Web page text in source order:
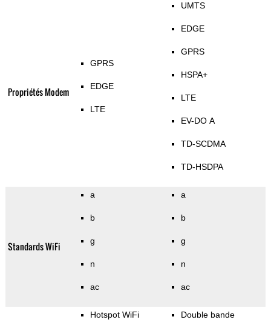
Propriétés Modem
GPRS
EDGE
LTE
UMTS
EDGE
GPRS
HSPA+
LTE
EV-DO A
TD-SCDMA
TD-HSDPA
Standards WiFi
a
b
g
n
ac
a
b
g
n
ac
Hotspot WiFi Double bande